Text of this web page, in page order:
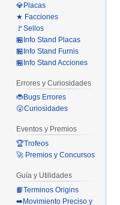
💎Placas
★ Facciones
🚩Sellos
🏪Info Stand Placas
🏪Info Stand Furnis
🏪Info Stand Acciones
Errores y Curiosidades
🐞Bugs Errores
😮Curiosidades
Eventos y Premios
🏆Trofeos
🚀 Premios y Concursos
Guía y Utilidades
📙Terminos Origins
➡️Movimiento Preciso y